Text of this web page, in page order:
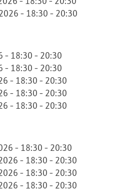
- 18:30 - 20:30
- 18:30 - 20:30
- 18:30 - 20:30
- 18:30 - 20:30
- 18:30 - 20:30
- 18:30 - 20:30
- 18:30 - 20:30
- 18:30 - 20:30
- 18:30 - 20:30
- 18:30 - 20:30